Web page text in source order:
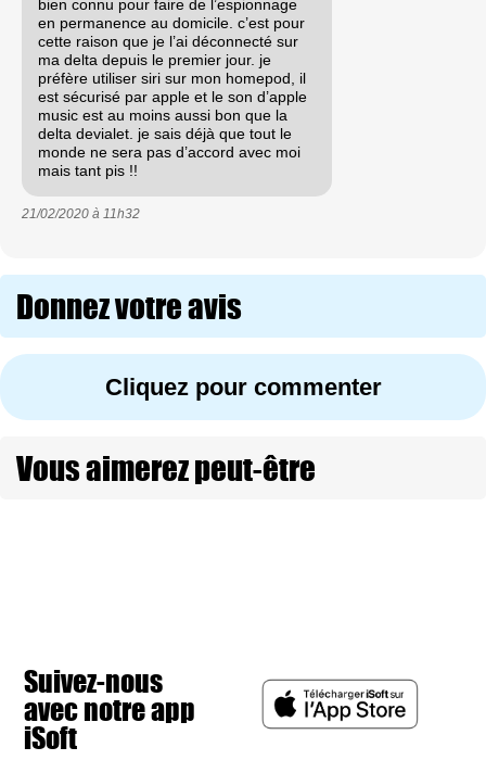
bien connu pour faire de l’espionnage
en permanence au domicile. c’est pour
cette raison que je l’ai déconnecté sur
ma delta depuis le premier jour. je
préfère utiliser siri sur mon homepod, il
est sécurisé par apple et le son d’apple
music est au moins aussi bon que la
delta devialet. je sais déjà que tout le
monde ne sera pas d’accord avec moi
mais tant pis !!
21/02/2020 à 11h32
Donnez votre avis
Cliquez pour commenter
Vous aimerez peut-être
Suivez-nous
avec notre app
iSoft